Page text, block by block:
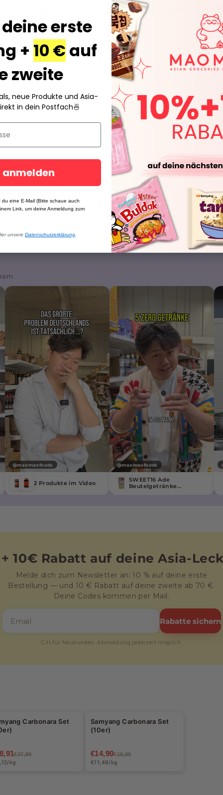
Das sagen Kunden über
Über 138.000 Bestellungen · Hervorragend bei Trusted Shops
HBAF Mandeln Knister
Soda-Geschmack 120g
€46,58/kg
120g
€5,59
€46,58/kg
@maomaofoods
2 Produkte im Video
@maomaofoods
SWEET16 Ade
Beutelgetränke
+ 10€ Rabatt auf deine Asia-
Melde dich zum Newsletter an: 10 % auf deine erste
Bestellung — und 10 € Rabatt auf deine zweite ab 70 €.
Deine Codes kommen per Mail.
Rabatte sichern
Gilt für Neukunden. Abmeldung jederzeit möglich.
Carbonara Set
€37,80
kg
-21%
Samyang Carbonara Set
(10er)
€14,90€18,90
€11,46/kg
erste
+ 10 € auf
zweite
neue Produkte und Asia-
in dein Postfach🍜
du eine E-Mail (Bitte schaue auch
Link, um deine Anmeldung zum
unsere Datenschutzerklärung